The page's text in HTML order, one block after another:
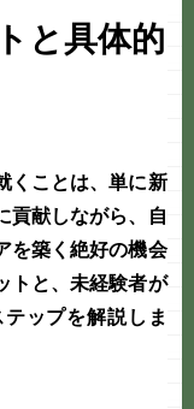
と具体的
くことは、単に新
貢献しながら、自
を築く絶好の機会
トと、未経験者が
ップを解説しま